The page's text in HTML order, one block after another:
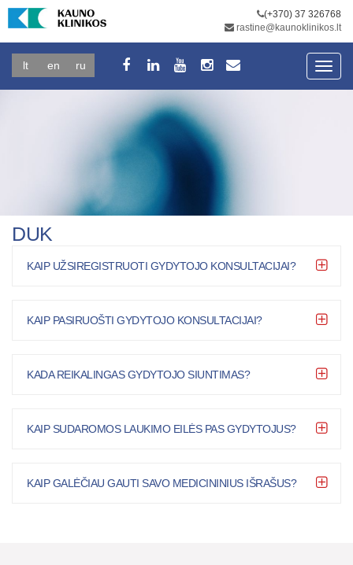
(+370) 37 326768
rastine@kaunoklinikos.lt
lt en ru
DUK
KAIP UŽSIREGISTRUOTI GYDYTOJO KONSULTACIJAI?
KAIP PASIRUOŠTI GYDYTOJO KONSULTACIJAI?
KADA REIKALINGAS GYDYTOJO SIUNTIMAS?
KAIP SUDAROMOS LAUKIMO EILĖS PAS GYDYTOJUS?
KAIP GALĖČIAU GAUTI SAVO MEDICININIUS IŠRAŠUS?